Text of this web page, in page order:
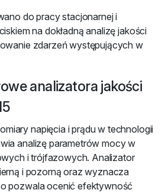
do pracy stacjonarnej i
na dokładną analizę jakości
zdarzeń występujących w
analizatora jakości
napięcia i prądu w technologii
analizę parametrów mocy w
i trójfazowych. Analizator
i pozorną oraz wyznacza
pozwala ocenić efektywność